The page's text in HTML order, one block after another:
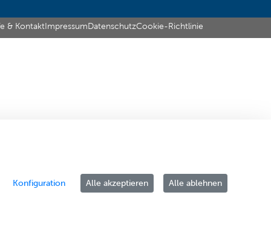
& Kontakt Impressum DatenschutzCookie-Richtlinie
an.
Konfiguration Alle akzeptieren Alle ablehnen